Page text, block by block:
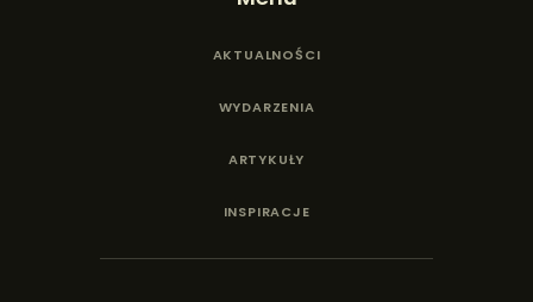
AKTUALNOŚCI
WYDARZENIA
ARTYKUŁY
INSPIRACJE